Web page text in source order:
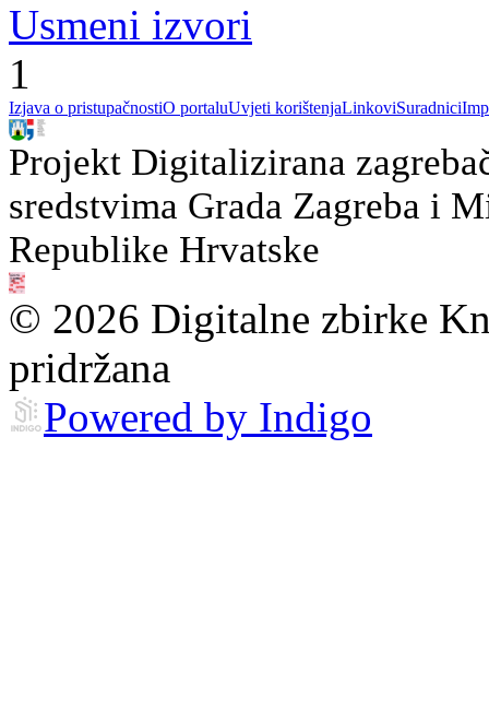
Usmeni izvori
1
Izjava o pristupačnostiO portaluUvjeti korištenjaLinkoviSuradnici
Projekt Digitalizirana
sredstvima Grada Zagreba i
Republike Hrvatske
© 2026 Digitalne zbirke
pridržana
Powered by Indigo